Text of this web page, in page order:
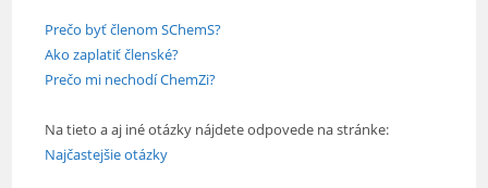
Prečo byť členom SChemS?
Ako zaplatiť členské?
Prečo mi nechodí ChemZi?
Na tieto a aj iné otázky nájdete odpovede na stránke:
Najčastejšie otázky